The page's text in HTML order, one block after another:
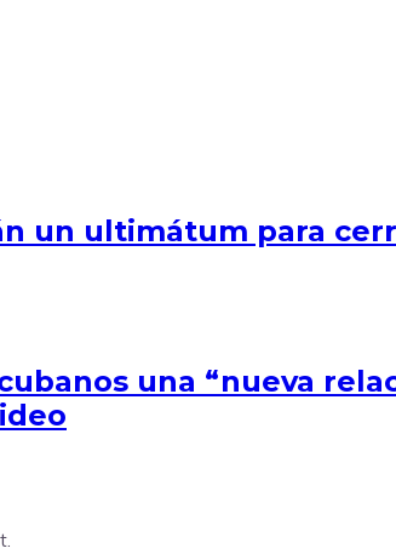
un ultimátum para
una “nueva